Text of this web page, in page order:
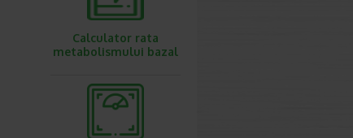
Calculator rata
metabolismului bazal